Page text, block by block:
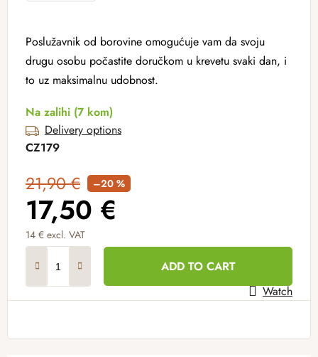
Poslužavnik od borovine omogućuje vam da svoju
drugu osobu počastite doručkom u krevetu svaki dan, i
to uz maksimalnu udobnost.
Na zalihi (7 kom)
Delivery options
CZ179
21,90 € –20 %
17,50 €
14 € excl. VAT
ADD TO CART
Watch